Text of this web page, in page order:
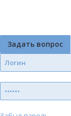
Задать вопрос